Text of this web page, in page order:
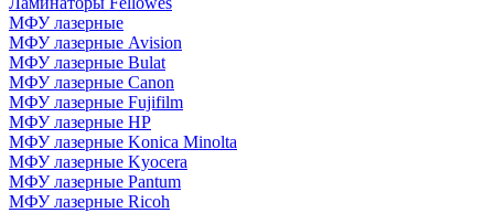
МФУ лазерные
МФУ лазерные Avision
МФУ лазерные Bulat
МФУ лазерные Canon
МФУ лазерные Fujifilm
МФУ лазерные HP
МФУ лазерные Konica Minolta
МФУ лазерные Kyocera
МФУ лазерные Pantum
МФУ лазерные Ricoh